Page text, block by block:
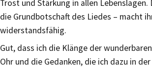
Trost und Stärkung in allen Lebenslagen.
die Grundbotschaft des Liedes – macht
widerstandsfähig.
Gut, dass ich die Klänge der
Ohr und die Gedanken, die ich dazu in der